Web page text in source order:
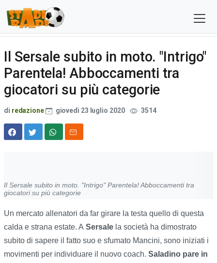
Il Sersale subito in moto. "Intrigo"
Parentela! Abboccamenti tra
giocatori su più categorie
di redazione giovedì 23 luglio 2020 3514
Il Sersale subito in moto. "Intrigo" Parentela! Abboccamenti tra
giocatori su più categorie
Un mercato allenatori da far girare la testa quello di questa
calda e strana estate. A Sersale la società ha dimostrato
subito di sapere il fatto suo e sfumato Mancini, sono iniziati i
movimenti per individuare il nuovo coach. Saladino pare in